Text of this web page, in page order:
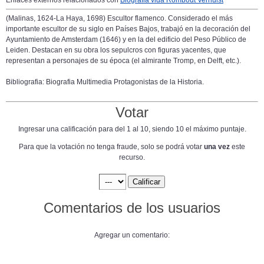
(Malinas, 1624-La Haya, 1698) Escultor flamenco. Considerado el más
importante escultor de su siglo en Países Bajos, trabajó en la decoración del
Ayuntamiento de Amsterdam (1646) y en la del edificio del Peso Público de
Leiden. Destacan en su obra los sepulcros con figuras yacentes, que
representan a personajes de su época (el almirante Tromp, en Delft, etc.).
Bibliografia: Biografia Multimedia Protagonistas de la Historia.
Votar
Ingresar una calificación para del 1 al 10, siendo 10 el máximo puntaje.
Para que la votación no tenga fraude, solo se podrá votar una vez este
recurso.
Comentarios de los usuarios
Agregar un comentario: